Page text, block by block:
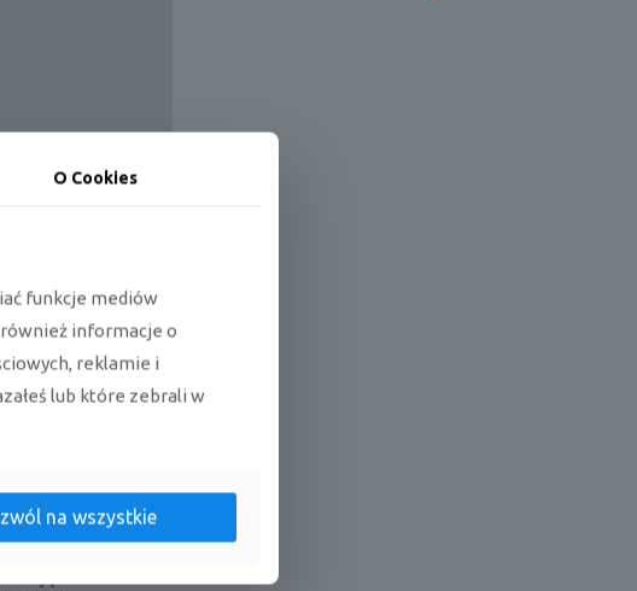
X
na
O Cookies
funkcje mediów
informacje o
reklamie i
lub które zebrali w
na wszystkie